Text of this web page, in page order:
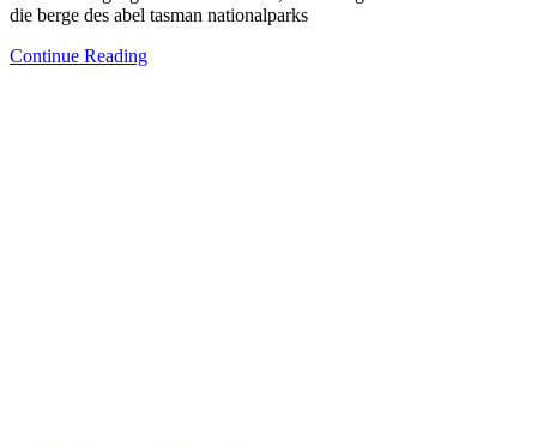
die berge des abel tasman nationalparks
Continue Reading